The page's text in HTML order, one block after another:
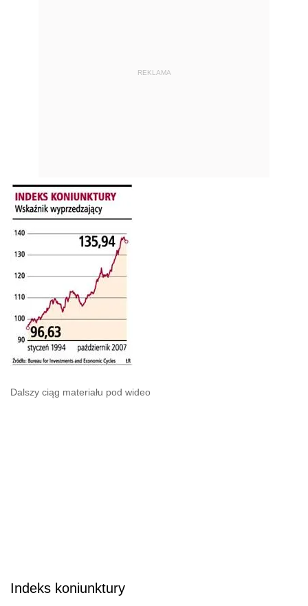
REKLAMA
Dalszy ciąg materiału pod wideo
Indeks koniunktury